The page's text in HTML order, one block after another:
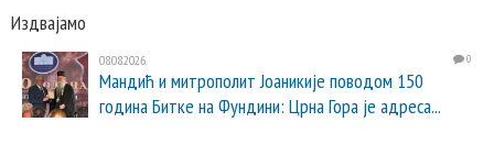
Издвајамо
08.08.2026. 0
Мандић и митрополит Јоаникије поводом 150
година Битке на Фундини: Црна Гора је адреса...